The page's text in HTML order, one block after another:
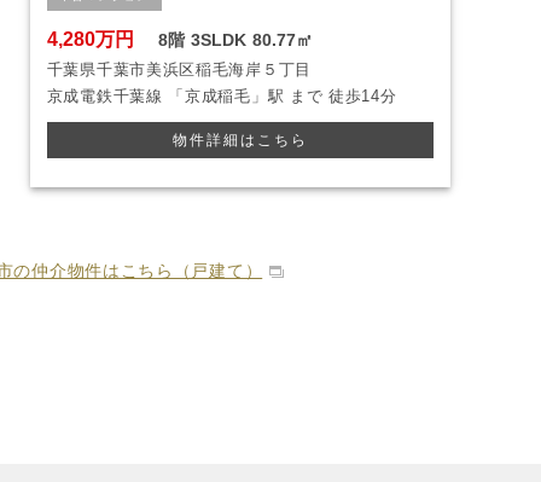
4,280万円 8階 3SLDK 80.77㎡
千葉県千葉市美浜区稲毛海岸５丁目
京成電鉄千葉線
「京成稲毛」駅 まで 徒歩14分
物件詳細はこちら
の仲介物件はこちら（戸建て）